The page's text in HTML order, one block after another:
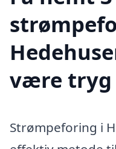
være tryg
Strømpeforing i